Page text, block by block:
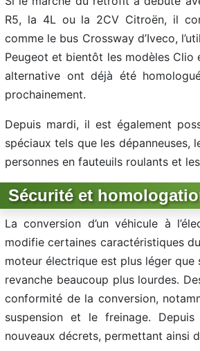
R5, la 4L ou la 2CV Citroën, il
comme le bus Crossway d’Iveco,
Peugeot et bientôt les modèles
alternative ont déjà été
prochainement.
Depuis mardi, il est également
spéciaux tels que les dépanneuses,
personnes en fauteuils roulants et
Sécurité et
La conversion d’un véhicule à
modifie certaines caractéristiques
moteur électrique est plus léger
revanche beaucoup plus lourdes.
conformité de la conversion,
suspension et le freinage.
nouveaux décrets, permettant ainsi